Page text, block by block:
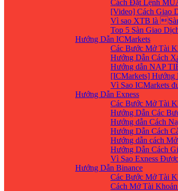
Cách Đặt Lệnh
[Video] Cách Giao
Vì sao XTB là
Top 5 Sàn Giao
Hướng Dẫn ICMarkets
Các Bước Mở Tài
Hướng Dẫn Cách
Hướng dẫn NẠP
[ICMarkets] Hướng
Vì Sao ICMarkets
Hướng Dẫn Exness
Các Bước Mở Tài
Hướng Dẫn Các
Hướng dẫn Cách
Hướng Dẫn Cách
Hướng dẫn cách
Hướng Dẫn Cách
Vì Sao Exness
Hướng Dẫn Binance
Các Bước Mở Tài
Cách Mở Tài